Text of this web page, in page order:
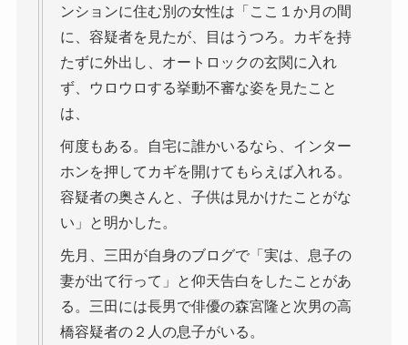
ンションに住む別の女性は「ここ１か月の間
に、容疑者を見たが、目はうつろ。カギを持
たずに外出し、オートロックの玄関に入れ
ず、ウロウロする挙動不審な姿を見たこと
は、
何度もある。自宅に誰かいるなら、インター
ホンを押してカギを開けてもらえば入れる。
容疑者の奥さんと、子供は見かけたことがな
い」と明かした。
先月、三田が自身のブログで「実は、息子の
妻が出て行って」と仰天告白をしたことがあ
る。三田には長男で俳優の森宮隆と次男の高
橋容疑者の２人の息子がいる。